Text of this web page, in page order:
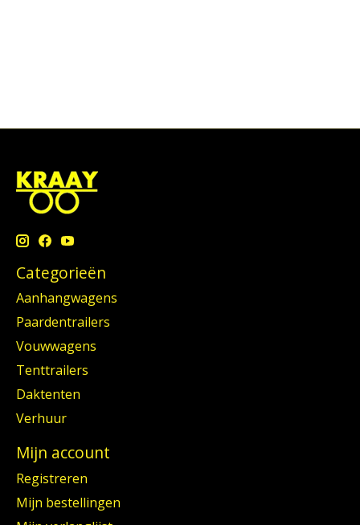
Categorieën
Aanhangwagens
Paardentrailers
Vouwwagens
Tenttrailers
Daktenten
Verhuur
Mijn account
Registreren
Mijn bestellingen